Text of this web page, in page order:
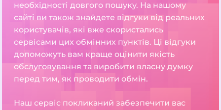
необхідності довгого пошуку. На нашому
сайті ви також знайдете відгуки від реальних
користувачів, які вже скористались
сервісами цих обмінних пунктів. Ці відгуки
допоможуть вам краще оцінити якість
обслуговування та виробити власну думку
перед тим, як проводити обмін.
Наш сервіс покликаний забезпечити вас